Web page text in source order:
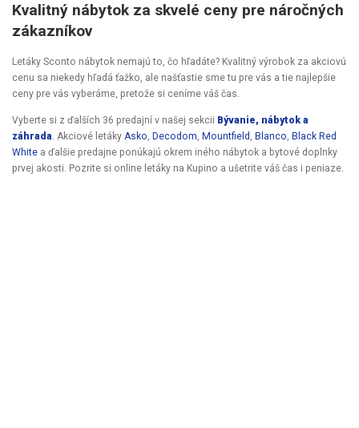
Kvalitný nábytok za skvelé ceny pre náročných
zákazníkov
Letáky Sconto nábytok nemajú to, čo hľadáte? Kvalitný výrobok za akciovú
cenu sa niekedy hľadá ťažko, ale našťastie sme tu pre vás a tie najlepšie
ceny pre vás vyberáme, pretože si ceníme váš čas.
Vyberte si z ďalších 36 predajní v našej sekcii Bývanie, nábytok a
záhrada . Akciové letáky Asko Decodom Mountfield Blanco Black Red
White a ďalšie predajne ponúkajú okrem iného nábytok a bytové doplnky
prvej akosti. Pozrite si online letáky na Kupino a ušetrite váš čas i peniaze.